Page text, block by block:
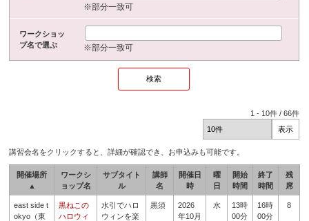
※部分一致可
ワークショッ
プ名で選ぶ
※部分一致可
1 - 10件 /66件
講習会名をクリックすると、詳細が確認でき、お申込みも可能です。
開催場所
▲
ワークシ
ョップ名
サブタイト
ル
講師
名
開催日
時
曜
日
開始
時間
終了
時間
残
席
east side t
okyo（東
黒ねこの
ハロウィ
水引でハロ
ウィンを楽
黒須
2026
年10月
水
13時
00分
16時
00分
8